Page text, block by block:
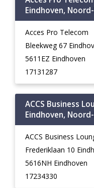
Eindhoven,
Acces Pro Telecom
Bleekweg 67
5611EZ Eindhoven
17131287
ACCS Business
Eindhoven,
ACCS Business
Frederiklaan 10
5616NH Eindhoven
17234330